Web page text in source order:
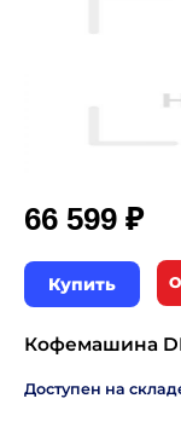
66 599 ₽
Купить
Кофемашина
Доступен на